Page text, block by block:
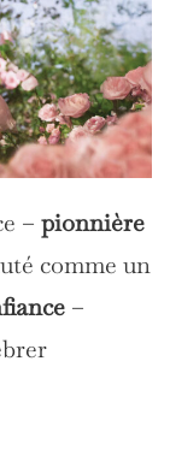
– pionnière
comme un
–